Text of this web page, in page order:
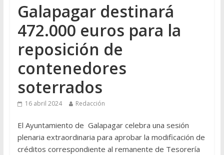
Galapagar destinará
472.000 euros para la
reposición de
contenedores
soterrados
16 abril 2024 Redacción
El Ayuntamiento de Galapagar celebra una sesión
plenaria extraordinaria para aprobar la modificación de
créditos correspondiente al remanente de Tesorería